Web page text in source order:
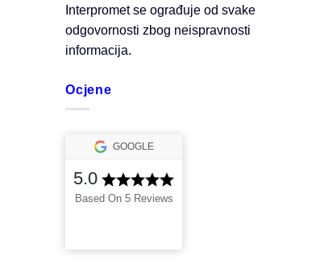
Interpromet se ograđuje od svake
odgovornosti zbog neispravnosti
informacija.
Ocjene
GOOGLE
5.0
Based On 5 Reviews